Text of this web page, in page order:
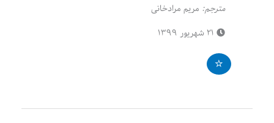
مترجم: مریم مرادخانی